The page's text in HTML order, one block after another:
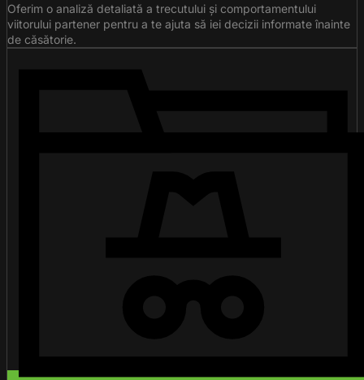
Oferim o analiză detaliată a trecutului și comportamentului
viitorului partener pentru a te ajuta să iei decizii informate înainte
de căsătorie.